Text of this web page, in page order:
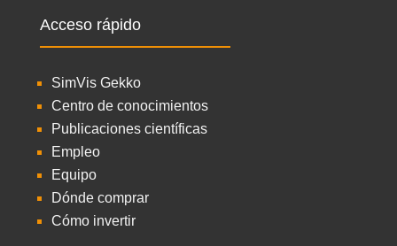
Acceso rápido
SimVis Gekko
Centro de conocimientos
Publicaciones científicas
Empleo
Equipo
Dónde comprar
Cómo invertir